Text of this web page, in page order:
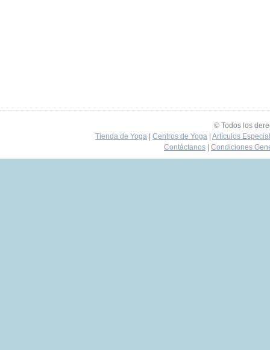
© Todos los
Tienda de Yoga
Centros de Yoga Artículos
Contáctanos
Condiciones